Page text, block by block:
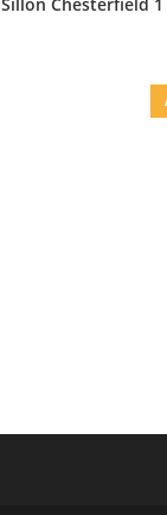
Sillón Chesterfield 1